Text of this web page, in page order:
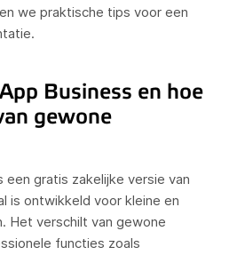
we praktische tips voor een
Business en hoe
gewone
een gratis zakelijke versie van
is ontwikkeld voor kleine en
Het verschilt van gewone
functies zoals